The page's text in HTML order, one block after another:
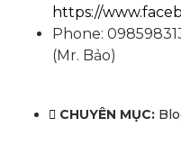
https://
Phone:
(Mr. Bảo)
CHUYÊN MỤC: